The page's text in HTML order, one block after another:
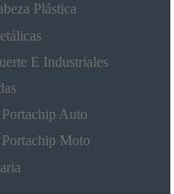
Plástica
E Industriales
Auto
Moto